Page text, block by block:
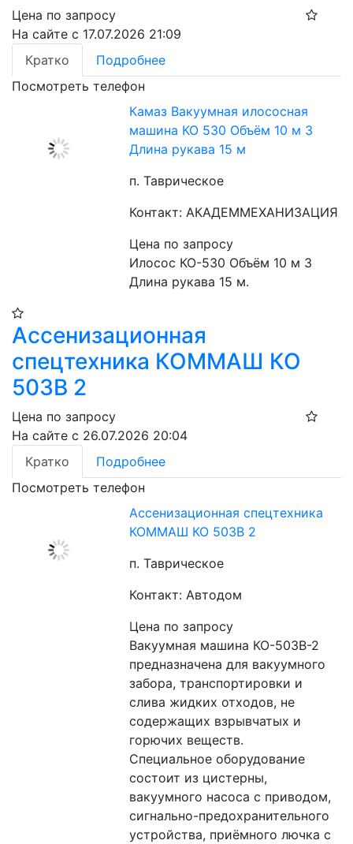
Цена по запросу
На сайте с 17.07.2026 21:09
Кратко
Подробнее
Посмотреть телефон
Камаз Вакуумная илососная
машина КО 530 Объём 10 м 3
Длина рукава 15 м
п. Таврическое
Контакт: АКАДЕММЕХАНИЗАЦИЯ
Цена по запросу
Илосос КО-530 Объём 10 м 3
Длина рукава 15 м.
Ассенизационная
спецтехника КОММАШ КО
503В 2
Цена по запросу
На сайте с 26.07.2026 20:04
Кратко
Подробнее
Посмотреть телефон
Ассенизационная спецтехника
КОММАШ КО 503В 2
п. Таврическое
Контакт: Автодом
Цена по запросу
Вакуумная машина КО-503В-2
предназначена для вакуумного
забора, транспортировки и
слива жидких отходов, не
содержащих взрывчатых и
горючих веществ.
Специальное оборудование
состоит из цистерны,
вакуумного насоса с приводом,
сигнально-предохранительного
устройства, приёмного лючка с